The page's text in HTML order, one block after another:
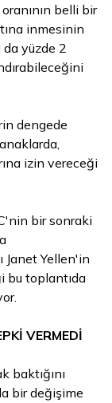
belli bir
inmesinin
yüzde 2
dengede
izin vereceği
bir sonraki
Janet Yellen'in
bu toplantıda
VERMEDİ
baktığını
bir değişime